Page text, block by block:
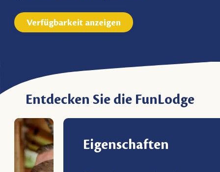
Verfügbarkeit anzeigen
Entdecken Sie die FunLodge
Eigenschaften